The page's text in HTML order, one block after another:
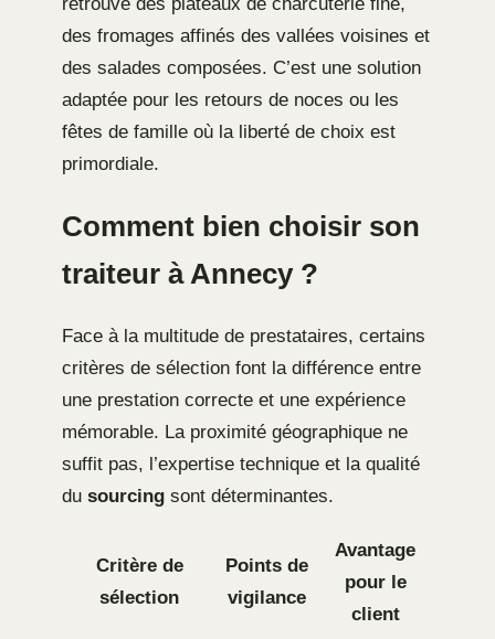
des fromages affinés des vallées voisines et
des salades composées. C’est une solution
adaptée pour les retours de noces ou les
fêtes de famille où la liberté de choix est
primordiale.
Comment bien choisir son
traiteur à Annecy ?
Face à la multitude de prestataires, certains
critères de sélection font la différence entre
une prestation correcte et une expérience
mémorable. La proximité géographique ne
suffit pas, l’expertise technique et la qualité
du sourcing sont déterminantes.
Critère de
sélection
Points de
vigilance
Avantage
pour le
client